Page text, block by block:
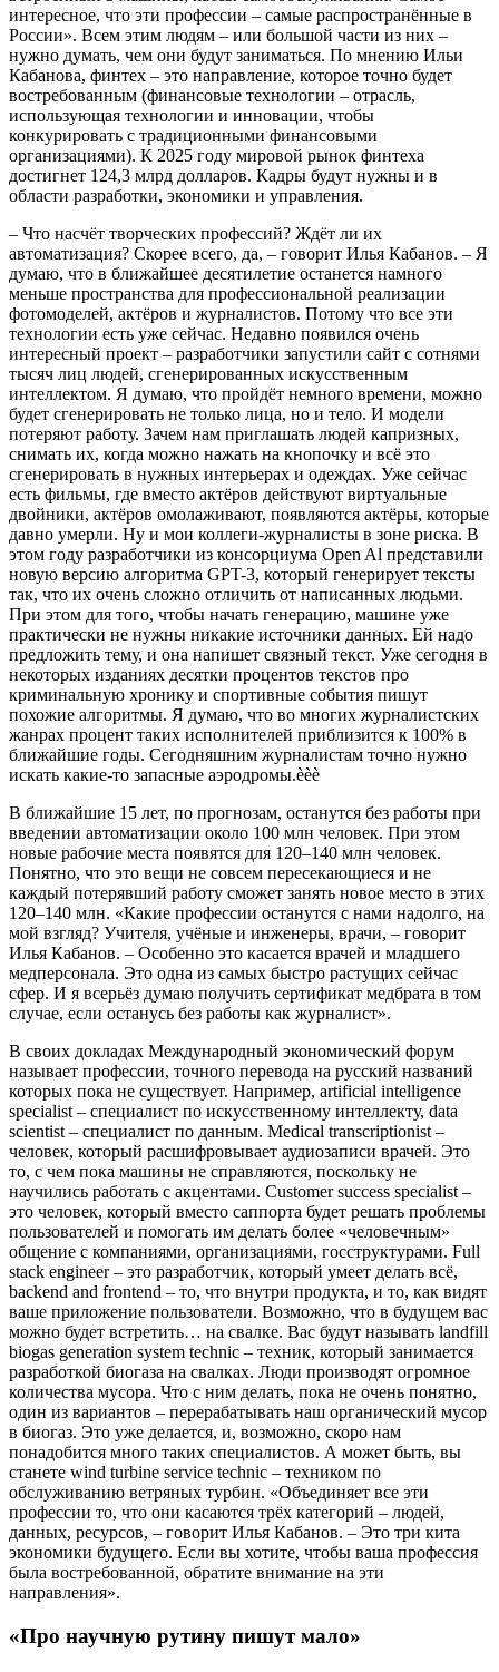
интересное, что эти профессии – самые распространённые в
России». Всем этим людям – или большой части из них –
нужно думать, чем они будут заниматься. По мнению Ильи
Кабанова, финтех – это направление, которое точно будет
востребованным (финансовые технологии – отрасль,
использующая технологии и инновации, чтобы
конкурировать с традиционными финансовыми
организациями). К 2025 году мировой рынок финтеха
достигнет 124,3 млрд долларов. Кадры будут нужны и в
области разработки, экономики и управления.
– Что насчёт творческих профессий? Ждёт ли их
автоматизация? Скорее всего, да, – говорит Илья Кабанов. – Я
думаю, что в ближайшее десятилетие останется намного
меньше пространства для профессиональной реализации
фотомоделей, актёров и журналистов. Потому что все эти
технологии есть уже сейчас. Недавно появился очень
интересный проект – разработчики запустили сайт с сотнями
тысяч лиц людей, сгенерированных искусственным
интеллектом. Я думаю, что пройдёт немного времени, можно
будет сгенерировать не только лица, но и тело. И модели
потеряют работу. Зачем нам приглашать людей капризных,
снимать их, когда можно нажать на кнопочку и всё это
сгенерировать в нужных интерьерах и одеждах. Уже сейчас
есть фильмы, где вместо актёров действуют виртуальные
двойники, актёров омолаживают, появляются актёры, которые
давно умерли. Ну и мои коллеги-журналисты в зоне риска. В
этом году разработчики из консорциума Open Al представили
новую версию алгоритма GPT-3, который генерирует тексты
так, что их очень сложно отличить от написанных людьми.
При этом для того, чтобы начать генерацию, машине уже
практически не нужны никакие источники данных. Ей надо
предложить тему, и она напишет связный текст. Уже сегодня в
некоторых изданиях десятки процентов текстов про
криминальную хронику и спортивные события пишут
похожие алгоритмы. Я думаю, что во многих журналистских
жанрах процент таких исполнителей приблизится к 100% в
ближайшие годы. Сегодняшним журналистам точно нужно
искать какие-то запасные аэродромы.èèè
В ближайшие 15 лет, по прогнозам, останутся без работы при
введении автоматизации около 100 млн человек. При этом
новые рабочие места появятся для 120–140 млн человек.
Понятно, что это вещи не совсем пересекающиеся и не
каждый потерявший работу сможет занять новое место в этих
120–140 млн. «Какие профессии останутся с нами надолго, на
мой взгляд? Учителя, учёные и инженеры, врачи, – говорит
Илья Кабанов. – Особенно это касается врачей и младшего
медперсонала. Это одна из самых быстро растущих сейчас
сфер. И я всерьёз думаю получить сертификат медбрата в том
случае, если останусь без работы как журналист».
В своих докладах Международный экономический форум
называет профессии, точного перевода на русский названий
которых пока не существует. Например, artificial intelligence
specialist – специалист по искусственному интеллекту, data
scientist – специалист по данным. Medical transcriptionist –
человек, который расшифровывает аудиозаписи врачей. Это
то, с чем пока машины не справляются, поскольку не
научились работать с акцентами. Сustomer success specialist –
это человек, который вместо саппорта будет решать проблемы
пользователей и помогать им делать более «человечным»
общение с компаниями, организациями, госструктурами. Full
stack engineer – это разработчик, который умеет делать всё,
backend and frontend – то, что внутри продукта, и то, как видят
ваше приложение пользователи. Возможно, что в будущем вас
можно будет встретить… на свалке. Вас будут называть landfill
biogas generation system techniс – техник, который занимается
разработкой биогаза на свалках. Люди производят огромное
количества мусора. Что с ним делать, пока не очень понятно,
один из вариантов – перерабатывать наш органический мусор
в биогаз. Это уже делается, и, возможно, скоро нам
понадобится много таких специалистов. А может быть, вы
станете wind turbine service technic – техником по
обслуживанию ветряных турбин. «Объединяет все эти
профессии то, что они касаются трёх категорий – людей,
данных, ресурсов, – говорит Илья Кабанов. – Это три кита
экономики будущего. Если вы хотите, чтобы ваша профессия
была востребованной, обратите внимание на эти
направления».
«Про научную рутину пишут мало»